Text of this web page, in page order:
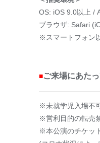
OS: iOS 9.0以上 /
ブラウザ: Safari
※スマートフォン
■ご来場にあた
※未就学児入場不
※営利目的の転売
※本公演のチケッ